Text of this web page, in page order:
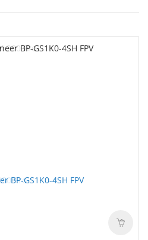
BP-GS1K0-4SH FPV